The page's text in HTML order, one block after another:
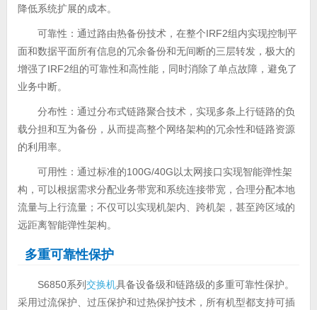
降低系统扩展的成本。
可靠性：通过路由热备份技术，在整个IRF2组内实现控制平
面和数据平面所有信息的冗余备份和无间断的三层转发，极大的
增强了IRF2组的可靠性和高性能，同时消除了单点故障，避免了
业务中断。
分布性：通过分布式链路聚合技术，实现多条上行链路的负
载分担和互为备份，从而提高整个网络架构的冗余性和链路资源
的利用率。
可用性：通过标准的100G/40G以太网接口实现智能弹性架
构，可以根据需求分配业务带宽和系统连接带宽，合理分配本地
流量与上行流量；不仅可以实现机架内、跨机架，甚至跨区域的
远距离智能弹性架构。
多重可靠性保护
S6850系列交换机具备设备级和链路级的多重可靠性保护。
采用过流保护、过压保护和过热保护技术，所有机型都支持可插